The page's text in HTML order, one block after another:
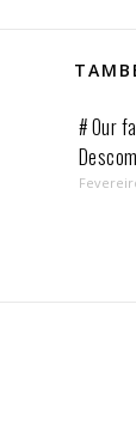
# Our